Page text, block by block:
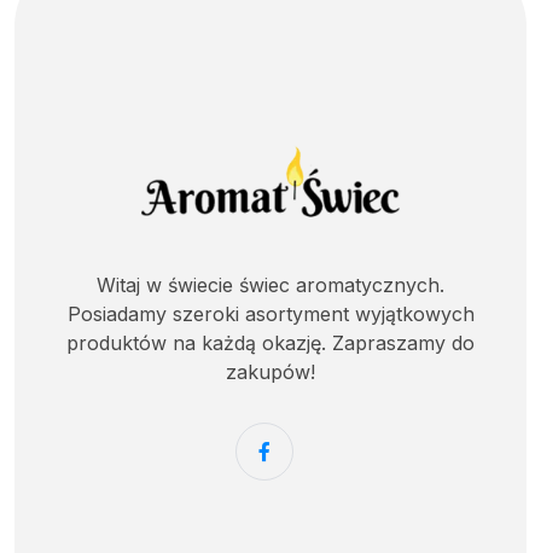
Witaj w świecie świec aromatycznych.
Posiadamy szeroki asortyment wyjątkowych
produktów na każdą okazję. Zapraszamy do
zakupów!